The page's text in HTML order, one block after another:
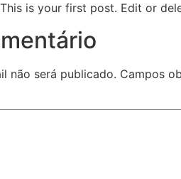
is your first post. Edit or
não será publicado. Campos